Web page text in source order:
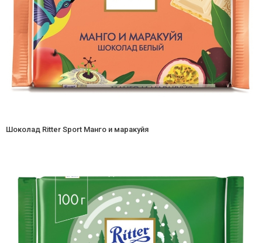
Шоколад Ritter Sport Манго и маракуйя